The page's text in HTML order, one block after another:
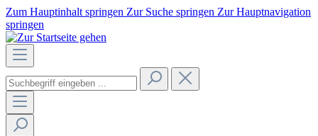
Zum Hauptinhalt springen Zur Suche springen Zur Hauptnavigation
springen